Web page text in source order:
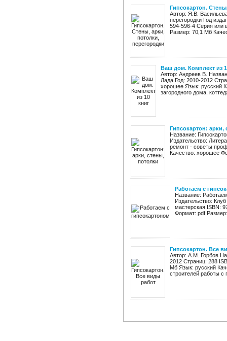
Гипсокартон.
Автор: Я.В.
перегородки Год
594-596-4 Серия или
Размер: 70,1 Мб
Ваш дом. Комплект из
Автор: Андреев В.
Лада Год: 2010-2012
хорошее Язык: русский
загородного дома,
Гипсокартон: арки,
Название:
Издательство:
ремонт - советы
Качество: хорошее
Работаем с
Название:
Издательство:
мастерская ISBN:
Формат: pdf
Гипсокартон. Все
Автор: А.М. Горбов
2012 Страниц: 288
Мб Язык: русский
строителей работы с